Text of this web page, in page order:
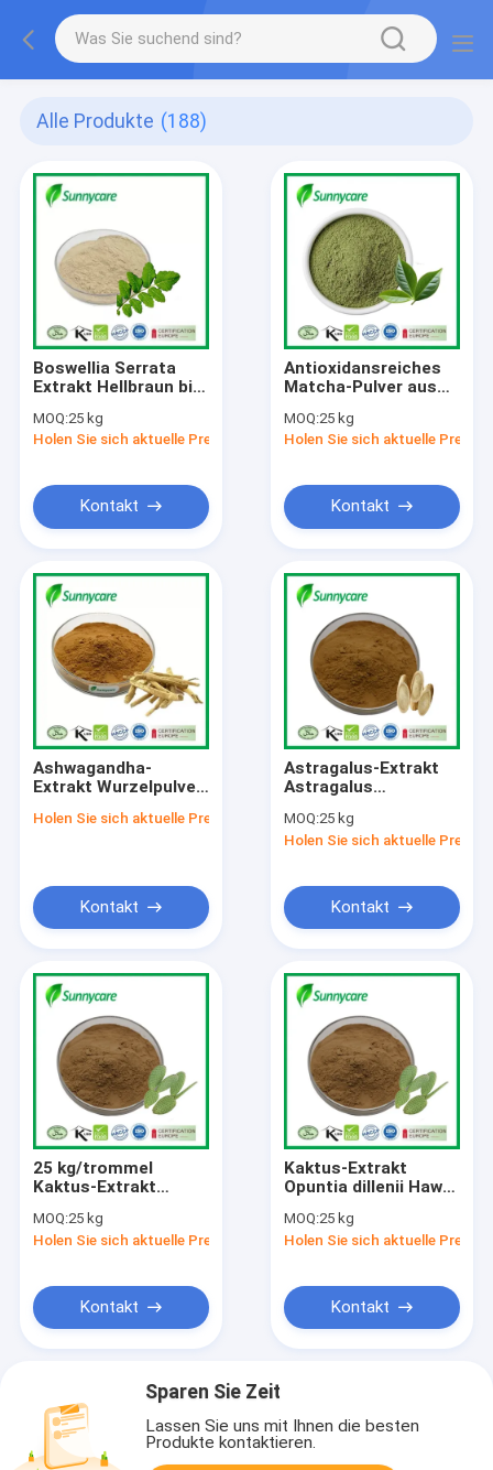
Alle Produkte (188)
Boswellia Serrata
Extrakt Hellbraun bis
Boswellsäuren
MOQ:25 kg
Holen Sie sich aktuelle Preis
Kontakt
Antioxidansreiches
Matcha-Pulver aus
Sinensis-Blättern für
geistige Klarheit und
MOQ:25 kg
Holen Sie sich aktuelle Preis
Kontakt
Ashwagandha-
Extrakt Wurzelpulver
5:1 10:1 Withanolide
Holen Sie sich aktuelle Preis
Kontakt
Astragalus-Extrakt
Astragalus
Polysachriden UV-
Fähigkeitslinderung
MOQ:25 kg
Holen Sie sich aktuelle Preis
Kontakt
25 kg/trommel
Kaktus-Extrakt
Pflanzenpräparate
MOQ:25 kg
Holen Sie sich aktuelle Preis
Kontakt
Kaktus-Extrakt
Opuntia dillenii Haw
Flavone
Stoffwechselförderung
MOQ:25 kg
Holen Sie sich aktuelle Preis
Kontakt
Sparen Sie Zeit
Lassen Sie uns mit Ihnen die besten
Produkte kontaktieren.